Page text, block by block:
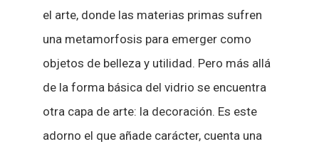
el arte, donde las materias primas sufren
una metamorfosis para emerger como
objetos de belleza y utilidad. Pero más allá
de la forma básica del vidrio se encuentra
otra capa de arte: la decoración. Es este
adorno el que añade carácter, cuenta una